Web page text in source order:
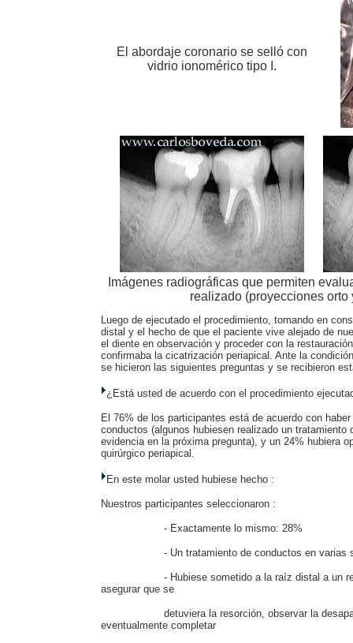
El abordaje coronario se selló con
vidrio ionomérico tipo I.
Imágenes radiográficas que permiten
realizado (proyecciones orto
Luego de ejecutado el procedimiento, tomando en
distal y el hecho de que el paciente vive alejado de
el diente en observación y proceder con la
confirmaba la cicatrización periapical. Ante la
se hicieron las siguientes preguntas y se recibieron
¿Está usted de acuerdo con el procedimiento
El 76% de los participantes está de acuerdo con
conductos (algunos hubiesen realizado un
evidencia en la próxima pregunta), y un 24% hubiera
quirúrgico periapical.
En este molar usted hubiese hecho :
Nuestros participantes seleccionaron :
- Exactamente lo mismo: 28%
- Un tratamiento de conductos en varias
- Hubiese sometido a la raíz distal a un
asegurar que se
detuviera la resorción, observar la
eventualmente completar